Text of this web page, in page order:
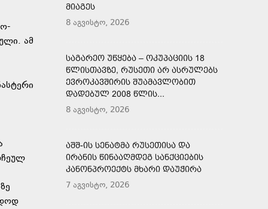
ამ
ᲛᲘᲐᲒᲔᲡ
8 აგვისტო, 2026
ᲡᲐᲒᲐᲠᲔᲝ ᲣᲬᲧᲔᲑᲐ – ᲝᲙᲣᲞᲐᲪᲘᲘᲡ 18
ᲬᲚᲘᲡᲗᲐᲕᲖᲔ, ᲠᲣᲡᲔᲗᲘ ᲐᲠ ᲐᲡᲠᲣᲚᲔᲑᲡ
ᲔᲕᲠᲝᲙᲐᲕᲨᲘᲠᲘᲡ ᲨᲣᲐᲛᲐᲕᲚᲝᲑᲘᲗ
ᲓᲐᲓᲔᲑᲣᲚ 2008 ᲬᲚᲘᲡ...
8 აგვისტო, 2026
ᲐᲨᲨ-ᲘᲡ ᲡᲔᲜᲐᲢᲛᲐ ᲠᲣᲡᲔᲗᲘᲡᲐ ᲓᲐ
ᲘᲠᲐᲜᲘᲡ ᲬᲘᲜᲐᲐᲦᲛᲓᲔᲒ ᲡᲐᲜᲥᲪᲘᲔᲑᲘᲡ
ᲙᲐᲜᲝᲜᲞᲠᲝᲔᲥᲢᲡ ᲛᲮᲐᲠᲘ ᲓᲐᲣᲭᲘᲠᲐ
7 აგვისტო, 2026